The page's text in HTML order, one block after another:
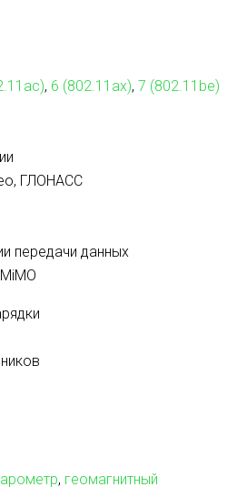
, 6 (802.11ax), 7 (802.11be)
ГЛОНАСС
передачи данных
, геомагнитный